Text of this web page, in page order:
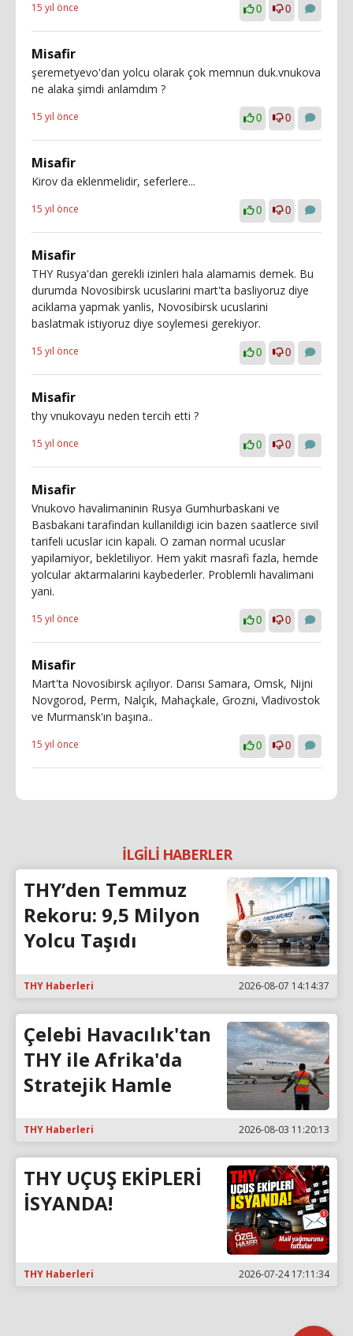
15 yıl önce 0 0
Misafir
şeremetyevo'dan yolcu olarak çok memnun duk.vnukova
ne alaka şimdi anlamdım ?
15 yıl önce 0 0
Misafir
Kirov da eklenmelidir, seferlere...
15 yıl önce 0 0
Misafir
THY Rusya'dan gerekli izinleri hala alamamis demek. Bu
durumda Novosibirsk ucuslarini mart'ta basliyoruz diye
aciklama yapmak yanlis, Novosibirsk ucuslarini
baslatmak istiyoruz diye soylemesi gerekiyor.
15 yıl önce 0 0
Misafir
thy vnukovayu neden tercih etti ?
15 yıl önce 0 0
Misafir
Vnukovo havalimaninin Rusya Gumhurbaskani ve
Basbakani tarafindan kullanildigi icin bazen saatlerce sivil
tarifeli ucuslar icin kapali. O zaman normal ucuslar
yapilamiyor, bekletiliyor. Hem yakit masrafi fazla, hemde
yolcular aktarmalarini kaybederler. Problemli havalimani
yani.
15 yıl önce 0 0
Misafir
Mart'ta Novosibirsk açılıyor. Darısı Samara, Omsk, Nijni
Novgorod, Perm, Nalçık, Mahaçkale, Grozni, Vladivostok
ve Murmansk'ın başına..
15 yıl önce 0 0
İLGİLİ HABERLER
THY’den Temmuz
Rekoru: 9,5 Milyon
Yolcu Taşıdı
THY Haberleri 2026-08-07 14:14:37
Çelebi Havacılık'tan
THY ile Afrika'da
Stratejik Hamle
THY Haberleri 2026-08-03 11:20:13
THY UÇUŞ EKİPLERİ
İSYANDA!
THY Haberleri 2026-07-24 17:11:34